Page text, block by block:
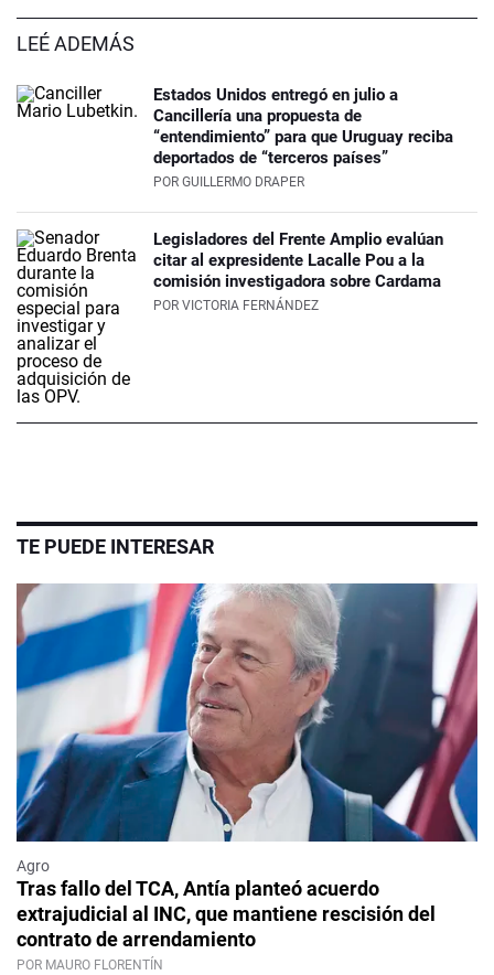
LEÉ ADEMÁS
Estados Unidos entregó en julio a
Cancillería una propuesta de
“entendimiento” para que Uruguay reciba
deportados de “terceros países”
POR GUILLERMO DRAPER
Legisladores del Frente Amplio evalúan
citar al expresidente Lacalle Pou a la
comisión investigadora sobre Cardama
POR VICTORIA FERNÁNDEZ
TE PUEDE INTERESAR
Agro
Tras fallo del TCA, Antía planteó acuerdo
extrajudicial al INC, que mantiene rescisión del
contrato de arrendamiento
POR MAURO FLORENTÍN